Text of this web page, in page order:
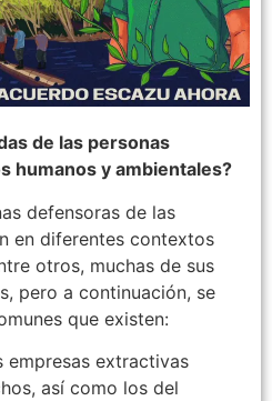
de las personas
humanos y ambientales?
defensoras de las
en diferentes contextos
otros, muchas de sus
pero a continuación, se
que existen:
empresas extractivas
así como los del